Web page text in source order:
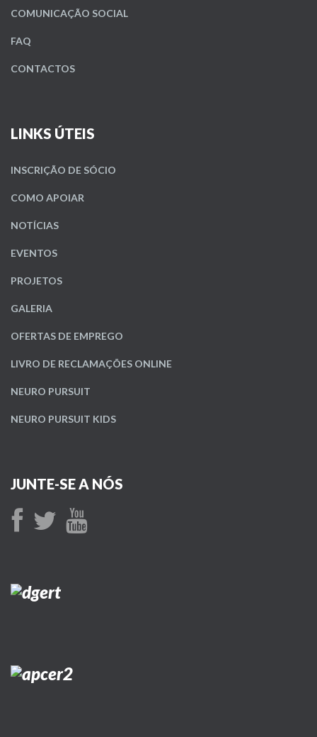
COMUNICAÇÃO SOCIAL
FAQ
CONTACTOS
LINKS ÚTEIS
INSCRIÇÃO DE SÓCIO
COMO APOIAR
NOTÍCIAS
EVENTOS
PROJETOS
GALERIA
OFERTAS DE EMPREGO
LIVRO DE RECLAMAÇÕES ONLINE
NEURO PURSUIT
NEURO PURSUIT KIDS
JUNTE-SE A NÓS